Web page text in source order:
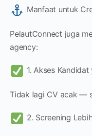
Manfaat untuk
PelautConnect juga
agency:
1. Akses
Tidak lagi CV acak —
2. Screening